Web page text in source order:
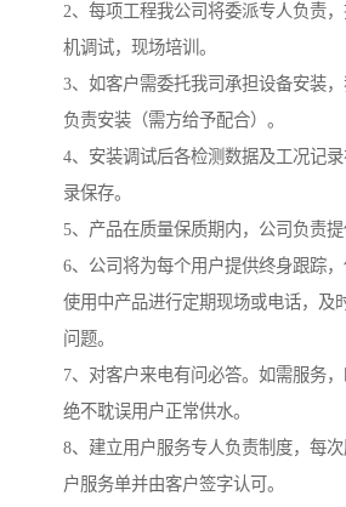
2、每项工程我公司将委派专人负责
机调试，现场培训。
3、如客户需委托我司承担设备安装
负责安装（需方给予配合）。
4、安装调试后各检测数据及工况记
录保存。
5、产品在质量保质期内，公司负责提
6、公司将为每个用户提供终身跟踪
使用中产品进行定期现场或电话，及
问题。
7、对客户来电有问必答。如需服务，
绝不耽误用户正常供水。
8、建立用户服务专人负责制度，每
户服务单并由客户签字认可。